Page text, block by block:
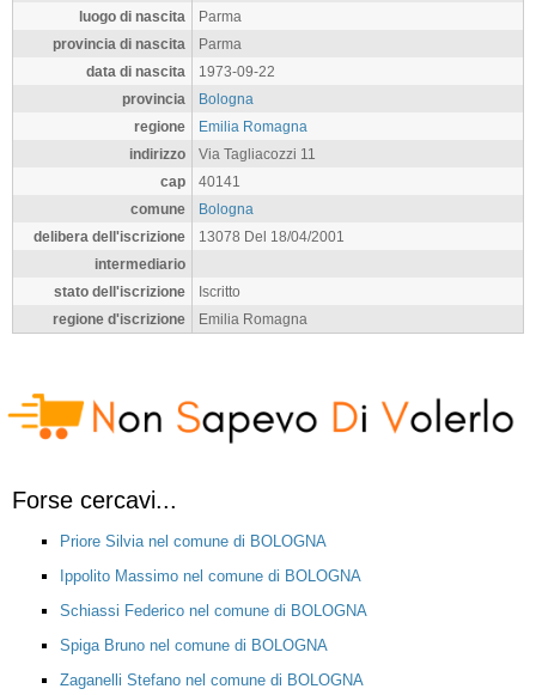
luogo di nascita
Parma
provincia di nascita
Parma
data di nascita
1973-09-22
provincia
Bologna
regione
Emilia Romagna
indirizzo
Via Tagliacozzi 11
cap
40141
comune
Bologna
delibera dell'iscrizione
13078 Del 18/04/2001
intermediario
stato dell'iscrizione
Iscritto
regione d'iscrizione
Emilia Romagna
Forse cercavi...
Priore Silvia nel comune di BOLOGNA
Ippolito Massimo nel comune di BOLOGNA
Schiassi Federico nel comune di BOLOGNA
Spiga Bruno nel comune di BOLOGNA
Zaganelli Stefano nel comune di BOLOGNA